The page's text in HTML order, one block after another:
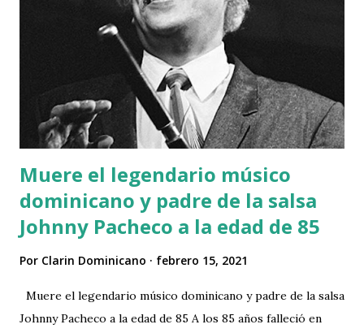
dos cofundadores. Luego de graduarse partió hacia Nueva
York para estudiar en la NYU donde comenzó en la carrera
de política, pero luego decidió cambiarse a negocios,
concentrándose en Data Science. Tras finalizar sus estudios
en 2018 aplicó para un programa en la universidad que
financia los 10 mejores proyectos de empre...
Muere el legendario músico
dominicano y padre de la salsa
Johnny Pacheco a la edad de 85
Por Clarin Dominicano febrero 15, 2021
Muere el legendario músico dominicano y padre de la salsa
Johnny Pacheco a la edad de 85 A los 85 años falleció en